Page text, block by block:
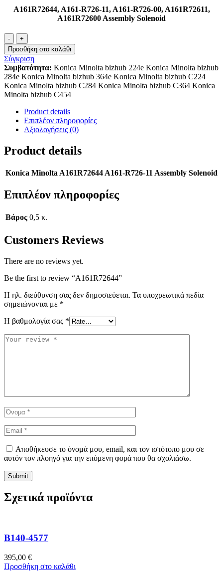
A161R72644, A161-R726-11, A161-R726-00, A161R72611,
A161R72600 Assembly Solenoid
A161R72644
ποσότητα
Προσθήκη στο καλάθι
Σύγκριση
Συμβατότητα: Konica Minolta bizhub 224e Konica Minolta bizhub
284e Konica Minolta bizhub 364e Konica Minolta bizhub C224
Konica Minolta bizhub C284 Konica Minolta bizhub C364 Konica
Minolta bizhub C454
Product details
Επιπλέον πληροφορίες
Αξιολογήσεις (0)
Product details
Konica Minolta A161R72644 A161-R726-11 Assembly Solenoid
Επιπλέον πληροφορίες
Βάρος 0,5 κ.
Customers Reviews
There are no reviews yet.
Be the first to review “A161R72644”
Η ηλ. διεύθυνση σας δεν δημοσιεύεται. Τα υποχρεωτικά πεδία
σημειώνονται με *
Η βαθμολογία σας *
Αποθήκευσε το όνομά μου, email, και τον ιστότοπο μου σε
αυτόν τον πλοηγό για την επόμενη φορά που θα σχολιάσω.
Σχετικά προϊόντα
B140-4577
395,00 €
Προσθήκη στο καλάθι